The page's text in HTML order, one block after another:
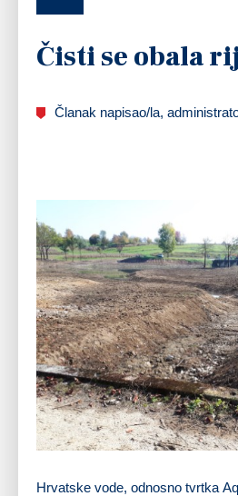
Čisti se obala
Članak napisao/la,
Hrvatske vode, odnosno tvrtka